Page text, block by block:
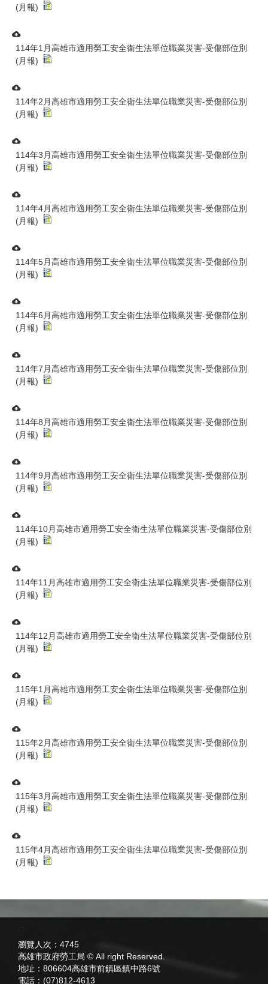
(月報)
114年1月高雄市適用勞工安全衛生法單位職業災害-受傷部位別
(月報)
114年2月高雄市適用勞工安全衛生法單位職業災害-受傷部位別
(月報)
114年3月高雄市適用勞工安全衛生法單位職業災害-受傷部位別
(月報)
114年4月高雄市適用勞工安全衛生法單位職業災害-受傷部位別
(月報)
114年5月高雄市適用勞工安全衛生法單位職業災害-受傷部位別
(月報)
114年6月高雄市適用勞工安全衛生法單位職業災害-受傷部位別
(月報)
114年7月高雄市適用勞工安全衛生法單位職業災害-受傷部位別
(月報)
114年8月高雄市適用勞工安全衛生法單位職業災害-受傷部位別
(月報)
114年9月高雄市適用勞工安全衛生法單位職業災害-受傷部位別
(月報)
114年10月高雄市適用勞工安全衛生法單位職業災害-受傷部位別
(月報)
114年11月高雄市適用勞工安全衛生法單位職業災害-受傷部位別
(月報)
114年12月高雄市適用勞工安全衛生法單位職業災害-受傷部位別
(月報)
115年1月高雄市適用勞工安全衛生法單位職業災害-受傷部位別
(月報)
115年2月高雄市適用勞工安全衛生法單位職業災害-受傷部位別
(月報)
115年3月高雄市適用勞工安全衛生法單位職業災害-受傷部位別
(月報)
115年4月高雄市適用勞工安全衛生法單位職業災害-受傷部位別
(月報)
瀏覽人次： 4745
高雄市政府勞工局 © All right Reserved.
地址： 806604高雄市前鎮區鎮中路6號
電話： (07)812-4613